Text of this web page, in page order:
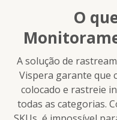
preços. Todas as
preços competitivos
disponíveis o tempo
flexível do Vispera,
permitindo alterações
preços baseadas em
maximizar a receita.
Para aprimorar
O
A solução de
Vispera garante que
colocado e rastreie
todas as categorias.